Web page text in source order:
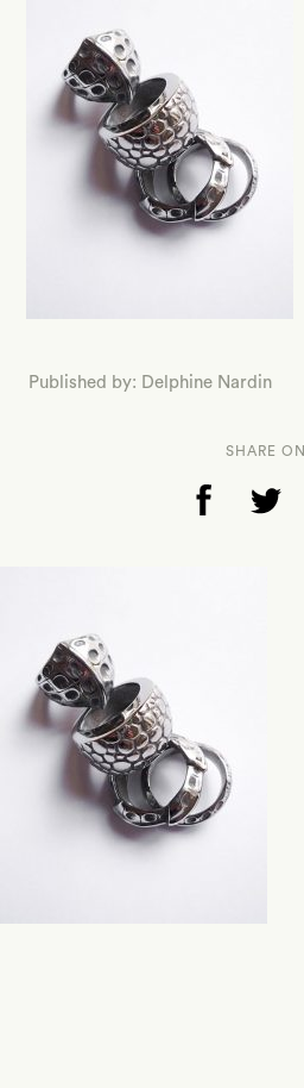
Published by: Delphine Nardin
SHARE ON